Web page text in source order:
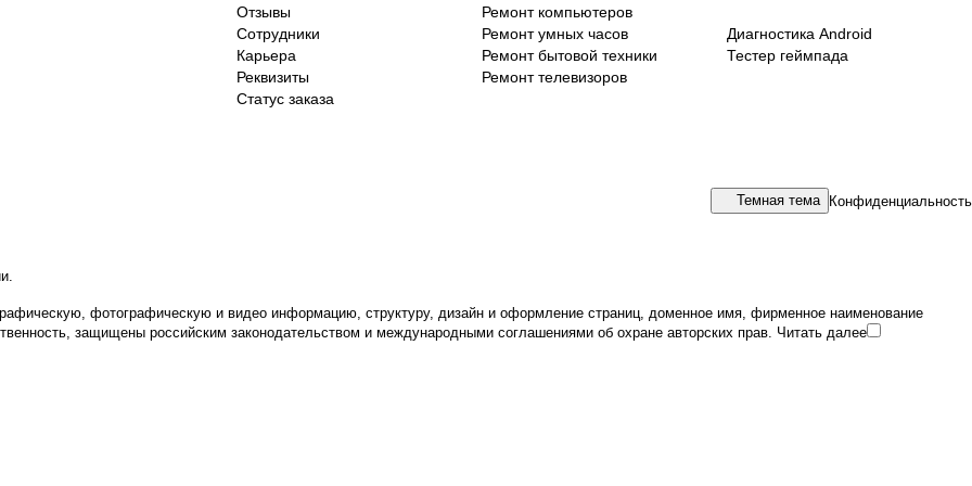
Отзывы
Сотрудники
Карьера
Реквизиты
Статус заказа
Ремонт компьютеров
Ремонт умных часов
Ремонт бытовой техники
Ремонт телевизоров
Диагностика Android
Тестер геймпада
Темная тема Конфиденциальность
.
фотографическую и видео информацию, структуру, дизайн и оформление страниц, доменное имя, фирменное наименование
защищены российским законодательством и международными соглашениями об охране авторских прав. Читать далее